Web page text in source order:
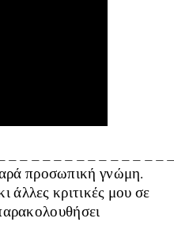
προσωπική γνώμη.
άλλες κριτικές μου σε